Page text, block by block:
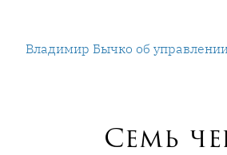
содержимому
Владимир Бычко об
Семь